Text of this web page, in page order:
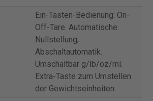
Ein-Tasten-Bedienung: On-
Off-Tare. Automatische
Nullstellung,
Abschaltautomatik.
Umschaltbar g/lb/oz/ml.
Extra-Taste zum Umstellen
der Gewichtseinheiten